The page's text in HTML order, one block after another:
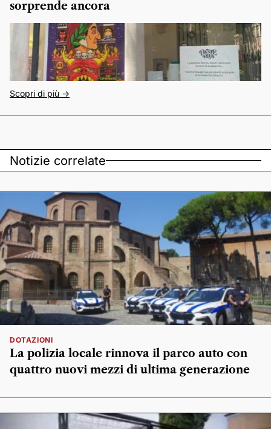
sorprende ancora
Scopri di più ->
Notizie correlate
DOTAZIONI
La polizia locale rinnova il parco auto con
quattro nuovi mezzi di ultima generazione